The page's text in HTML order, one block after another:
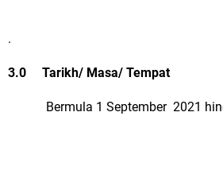
.
3.0 Tarikh/ Masa/ Tempat
Bermula 1 September 2021